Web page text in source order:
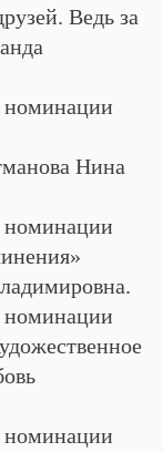
Ведь за
номинации
Нина
номинации
номинации
номинации